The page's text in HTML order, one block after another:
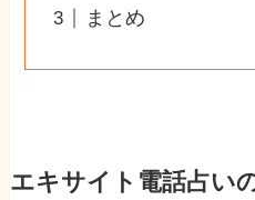
まとめ
エキサイト電話占い